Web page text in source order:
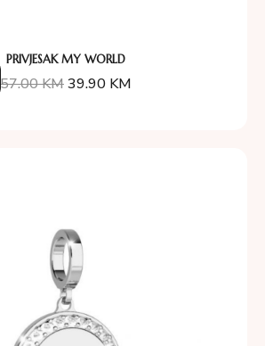
PRIVJESAK MY WORLD
57.00KM39.90 KM